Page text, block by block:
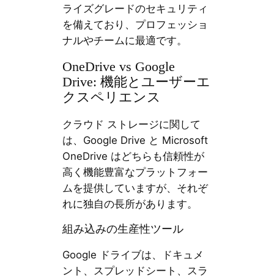
ライズグレードのセキュリティ
を備えており、プロフェッショ
ナルやチームに最適です。
OneDrive vs Google
Drive: 機能とユーザーエ
クスペリエンス
クラウド ストレージに関して
は、Google Drive と Microsoft
OneDrive はどちらも信頼性が
高く機能豊富なプラットフォー
ムを提供していますが、それぞ
れに独自の長所があります。
組み込みの生産性ツール
Google ドライブは、ドキュメ
ント、スプレッドシート、スラ